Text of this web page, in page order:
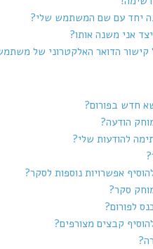
יחד עם שם המשתמש שלי?
אני משנה אותו?
קישור הדואר האלקטרוני של
חדש בפורום?
הודעה?
להודעות שלי?
אפשרויות נוספות לסקר?
סקר?
לפורום?
קבצים מצורפים?